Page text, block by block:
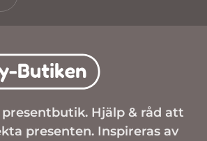
Hjälp & råd att
presenten. Inspireras av